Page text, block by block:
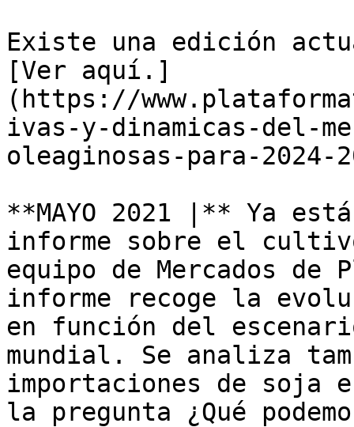
Existe una edición
[Ver aquí.]
(https://
ivas-y-dinamicas-del-
oleaginosas-para-2024-
**MAYO 2021 |** Ya
informe sobre el
equipo de Mercados
informe recoge la
en función del
mundial. Se analiza
importaciones de soja
la pregunta ¿Qué